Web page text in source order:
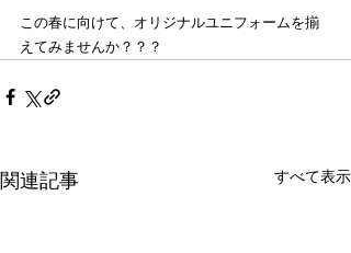
この春に向けて、オリジナルユニフォームを揃
えてみませんか？？？
関連記事 すべて表示